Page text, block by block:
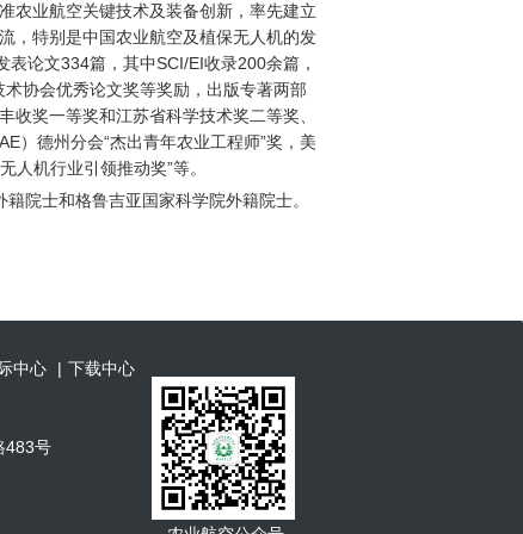
农业航空关键技术及装备创新，率先建立
，特别是中国农业航空及植保无人机的发
论文334篇，其中SCI/EI收录200余篇，
协会优秀论文奖等奖励，出版专著两部
收奖一等奖和江苏省科学技术奖二等奖、
）德州分会“杰出青年农业工程师”奖，美
人机行业引领推动奖”等。
院士和格鲁吉亚国家科学院外籍院士。
中心 | 下载中心
号